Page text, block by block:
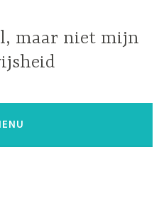
maar niet mijn